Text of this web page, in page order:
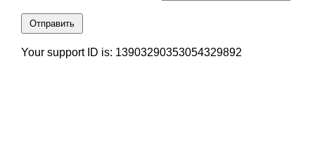
Отправить
Your support ID is: 13903290353054329892